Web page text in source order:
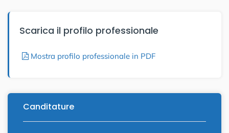
Scarica il profilo professionale
Mostra profilo professionale in PDF
Canditature